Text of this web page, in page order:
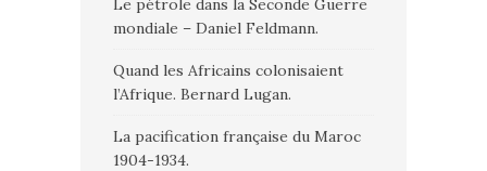
Le pétrole dans la Seconde Guerre
mondiale – Daniel Feldmann.
Quand les Africains colonisaient
l’Afrique. Bernard Lugan.
La pacification française du Maroc
1904-1934.